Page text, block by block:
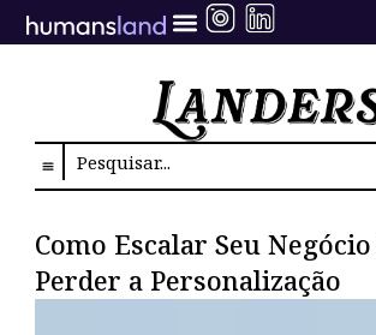
para
Search
Como Escalar Seu Negócio
Perder a Personalização